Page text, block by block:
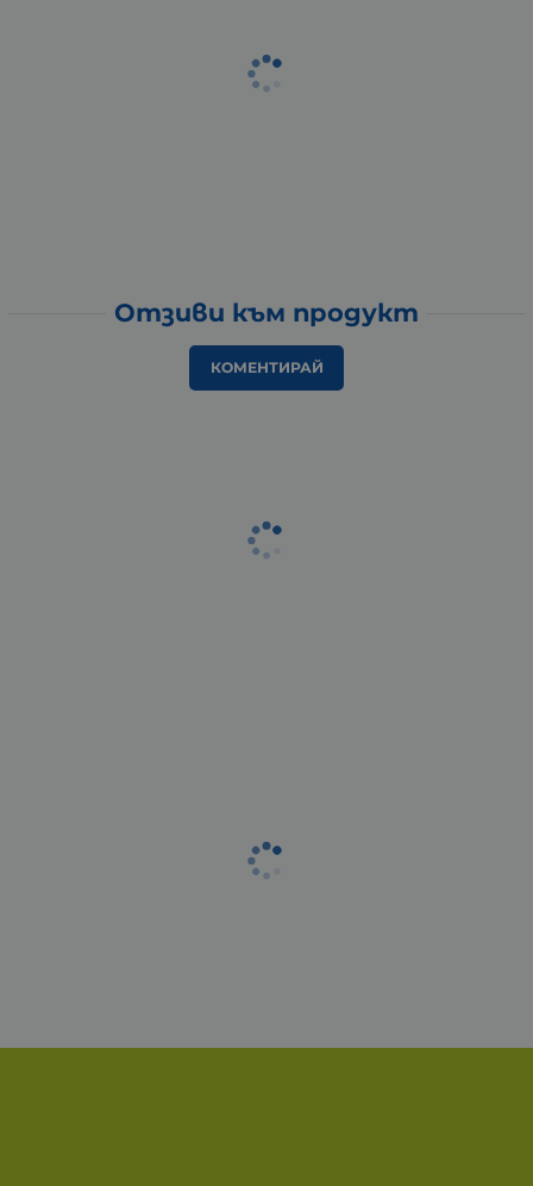
Отзиви към продукт
КОМЕНТИРАЙ